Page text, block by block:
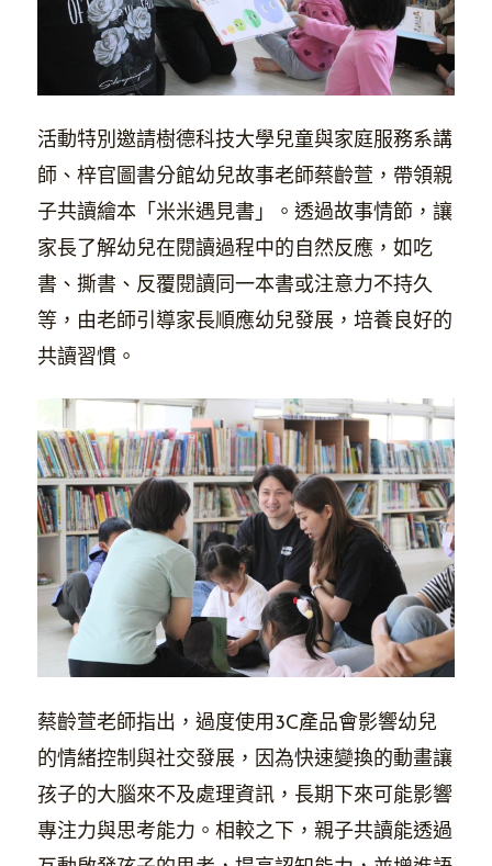
活動特別邀請樹德科技大學兒童與家庭服務系講
師、梓官圖書分館幼兒故事老師蔡齡萱，帶領親
子共讀繪本「米米遇見書」。透過故事情節，讓
家長了解幼兒在閱讀過程中的自然反應，如吃
書、撕書、反覆閱讀同一本書或注意力不持久
等，由老師引導家長順應幼兒發展，培養良好的
共讀習慣。
蔡齡萱老師指出，過度使用3C產品會影響幼兒
的情緒控制與社交發展，因為快速變換的動畫讓
孩子的大腦來不及處理資訊，長期下來可能影響
專注力與思考能力。相較之下，親子共讀能透過